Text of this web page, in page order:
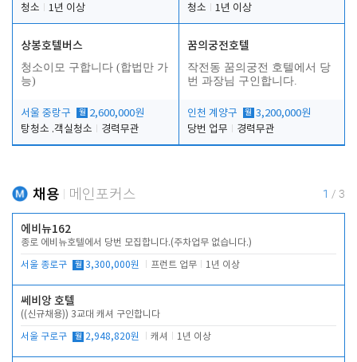
청소
1년 이상
청소
1년 이상
상봉호텔버스
청소이모 구합니다 (합법만 가
능)
서울 중랑구 월 2,600,000원
탕청소 .객실청소
경력무관
꿈의궁전호텔
작전동 꿈의궁전 호텔에서 당
번 과장님 구인합니다.
인천 계양구 월 3,200,000원
당번 업무
경력무관
채용 메인포커스 1 / 3
에비뉴162
종로 에비뉴호텔에서 당번 모집합니다.(주차업무 없습니다.)
서울 종로구 월 3,300,000원 프런트 업무 1년 이상
쎄비앙 호텔
((신규채용)) 3교대 캐셔 구인합니다
서울 구로구 월 2,948,820원 캐셔 1년 이상